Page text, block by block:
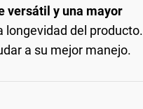
versátil y una mayor
longevidad del producto.
a su mejor manejo.